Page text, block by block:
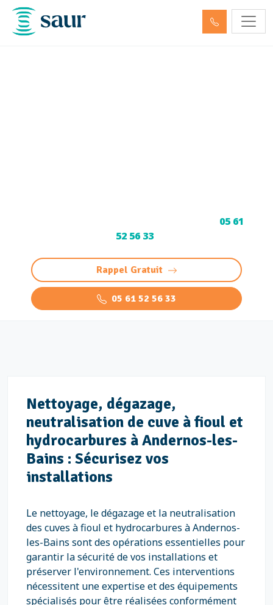
05 61
52 56 33
Rappel Gratuit
05 61 52 56 33
Nettoyage, dégazage,
neutralisation de cuve à fioul et
hydrocarbures à Andernos-les-
Bains : Sécurisez vos
installations
Le nettoyage, le dégazage et la neutralisation
des cuves à fioul et hydrocarbures à Andernos-
les-Bains sont des opérations essentielles pour
garantir la sécurité de vos installations et
préserver l'environnement. Ces interventions
nécessitent une expertise et des équipements
spécialisés pour être réalisées conformément